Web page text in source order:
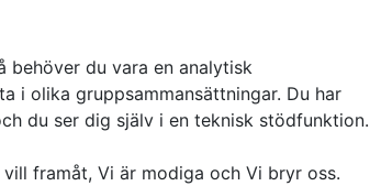
behöver du vara en analytisk
i olika gruppsammansättningar. Du har
du ser dig själv i en teknisk stödfunktion.
framåt, Vi är modiga och Vi bryr oss.